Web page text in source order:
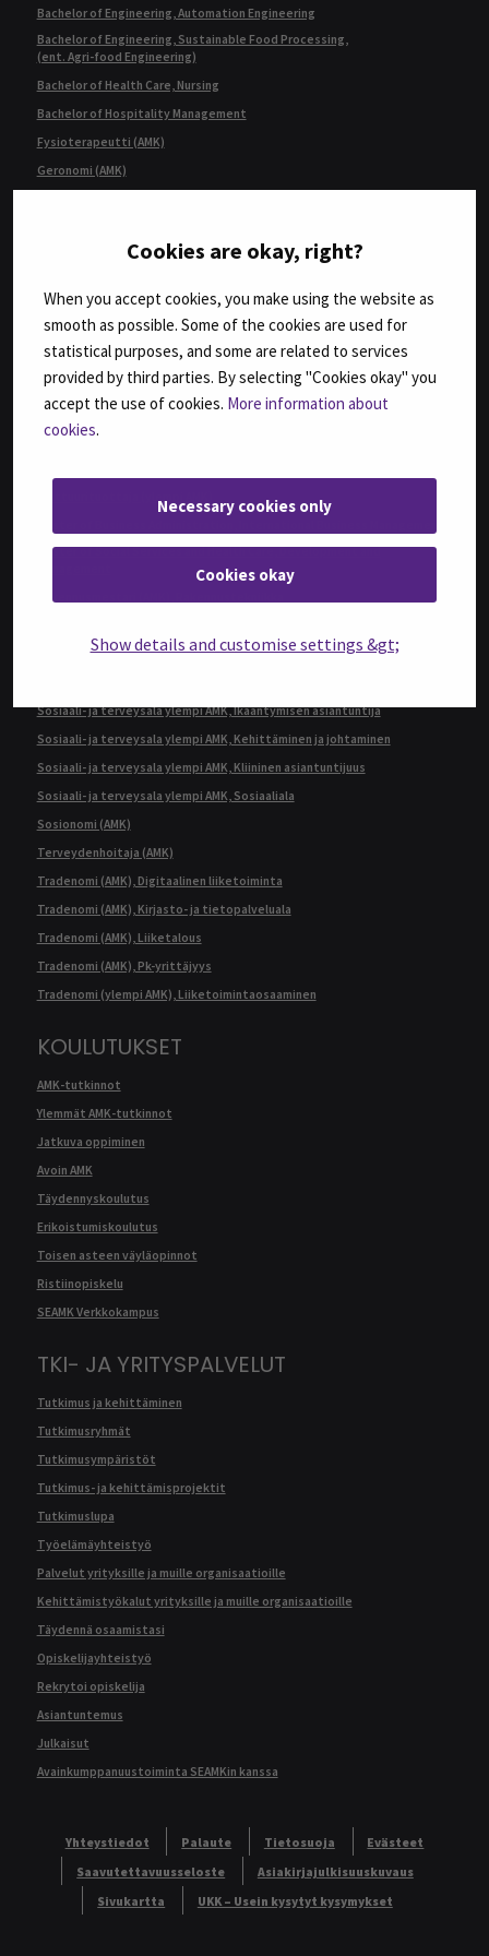
Cookies are okay, right?
When you accept cookies, you make using the website as
smooth as possible. Some of the cookies are used for
statistical purposes, and some are related to services
provided by third parties. By selecting "Cookies okay" you
accept the use of cookies. More information about
cookies.
Necessary cookies only
Cookies okay
Show details and customise settings &gt;
Bachelor of Engineering, Automation Engineering
Bachelor of Engineering, Sustainable Food Processing,
(ent. Agri-food Engineering)
Bachelor of Health Care, Nursing
Bachelor of Hospitality Management
Fysioterapeutti (AMK)
Geronomi (AMK)
Insinööri (AMK), Konetekniikka,
Insinööri (AMK), Rakennustekniikka
Insinööri (AMK), Tietotekniikka
Insinööri (ylempi AMK), Automaatiotekniikka
Insinööri (ylempi AMK), Rakentaminen
Insinööri (ylempi AMK), Ruokaketjun kehittäminen
Insinööri (ylempi AMK), Teknologiaosaamisen johtaminen
Master of Social Services and Health Care, Development and
Rakennusmestari (AMK), Rakennustekniikka
Restonomi (ylempi AMK), Ruokaketjun kehittäminen
Sosiaali- ja terveysala ylempi AMK, Ikääntymisen asiantuntija
Sosiaali- ja terveysala ylempi AMK, Kehittäminen ja johtaminen
Sosiaali- ja terveysala ylempi AMK, Kliininen asiantuntijuus
Sosiaali- ja terveysala ylempi AMK, Sosiaaliala
Sosionomi (AMK)
Terveydenhoitaja (AMK)
Tradenomi (AMK), Digitaalinen liiketoiminta
Tradenomi (AMK), Kirjasto- ja tietopalveluala
Tradenomi (AMK), Liiketalous
Tradenomi (AMK), Pk-yrittäjyys
Tradenomi (ylempi AMK), Liiketoimintaosaaminen
KOULUTUKSET
AMK-tutkinnot
Ylemmät AMK-tutkinnot
Jatkuva oppiminen
Avoin AMK
Täydennyskoulutus
Erikoistumiskoulutus
Toisen asteen väyläopinnot
Ristiinopiskelu
SEAMK Verkkokampus
TKI- JA YRITYSPALVELUT
Tutkimus ja kehittäminen
Tutkimusryhmät
Tutkimusympäristöt
Tutkimus- ja kehittämisprojektit
Tutkimuslupa
Työelämäyhteistyö
Palvelut yrityksille ja muille organisaatioille
Kehittämistyökalut yrityksille ja muille organisaatioille
Täydennä osaamistasi
Opiskelijayhteistyö
Rekrytoi opiskelija
Asiantuntemus
Julkaisut
Avainkumppanuustoiminta SEAMKin kanssa
Yhteystiedot Palaute Tietosuoja
Evästeet
Saavutettavuusseloste
Asiakirjajulkisuuskuvaus
Sivukartta
UKK – Usein kysytyt kysymykset